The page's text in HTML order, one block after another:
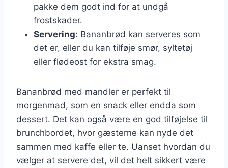
pakke dem godt ind for at undgå
frostskader.
Servering: Bananbrød kan serveres som
det er, eller du kan tilføje smør, syltetøj
eller flødeost for ekstra smag.
Bananbrød med mandler er perfekt til
morgenmad, som en snack eller endda som
dessert. Det kan også være en god tilføjelse til
brunchbordet, hvor gæsterne kan nyde det
sammen med kaffe eller te. Uanset hvordan du
vælger at servere det, vil det helt sikkert være